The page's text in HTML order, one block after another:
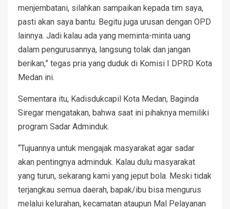
menjembatani, silahkan sampaikan kepada tim saya,
pasti akan saya bantu. Begitu juga urusan dengan OPD
lainnya. Jadi kalau ada yang meminta-minta uang
dalam pengurusannya, langsung tolak dan jangan
berikan,” tegas pria yang duduk di Komisi I DPRD Kota
Medan ini.
Sementara itu, Kadisdukcapil Kota Medan, Baginda
Siregar mengatakan, bahwa saat ini pihaknya memiliki
program Sadar Adminduk.
“Tujuannya untuk mengajak masyarakat agar sadar
akan pentingnya adminduk. Kalau dulu masyarakat
yang turun, sekarang kami yang jeput bola. Meski tidak
terjangkau semua daerah, bapak/ibu bisa mengurus
melalui kelurahan, kecamatan ataupun Mal Pelayanan